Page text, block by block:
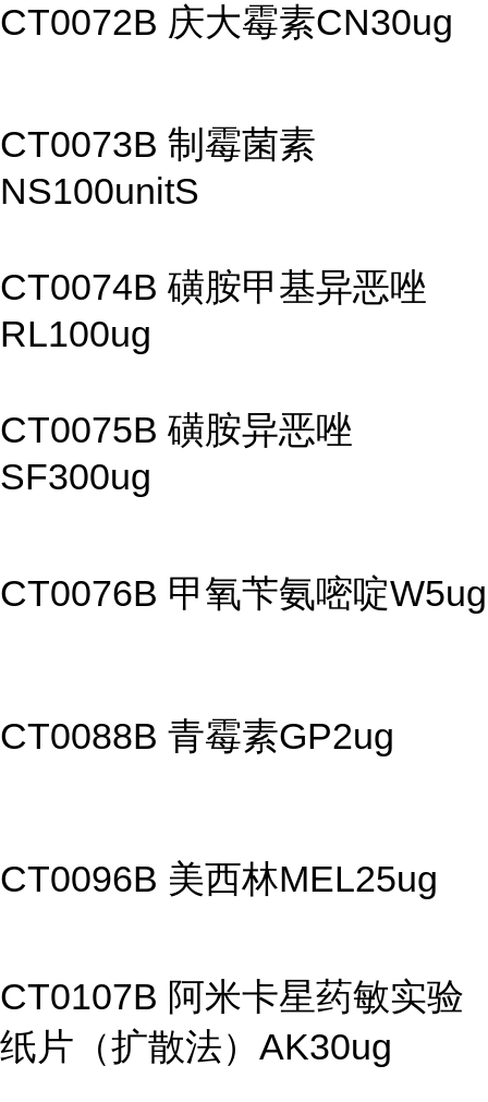
CT0072B 庆大霉素CN30ug
CT0073B 制霉菌素
NS100unitS
CT0074B 磺胺甲基异恶唑
RL100ug
CT0075B 磺胺异恶唑
SF300ug
CT0076B 甲氧苄氨嘧啶W5ug
CT0088B 青霉素GP2ug
CT0096B 美西林MEL25ug
CT0107B 阿米卡星药敏实验
纸片（扩散法）AK30ug